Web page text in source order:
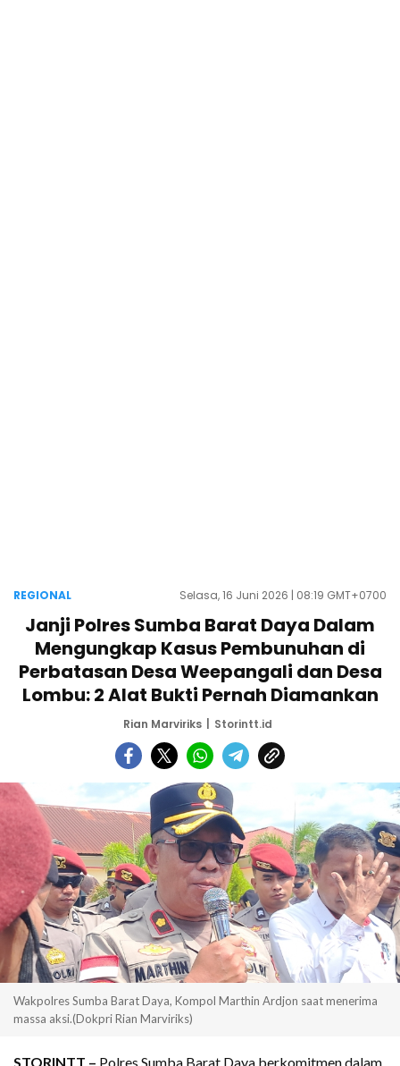
REGIONAL Selasa, 16 Juni 2026 | 08:19 GMT+0700
Janji Polres Sumba Barat Daya Dalam
Mengungkap Kasus Pembunuhan di
Perbatasan Desa Weepangali dan Desa
Lombu: 2 Alat Bukti Pernah Diamankan
Rian Marviriks Storintt.id
Wakpolres Sumba Barat Daya, Kompol Marthin Ardjon saat menerima
massa aksi.(Dokpri Rian Marviriks)
STORINTT – Polres Sumba Barat Daya berkomitmen dalam